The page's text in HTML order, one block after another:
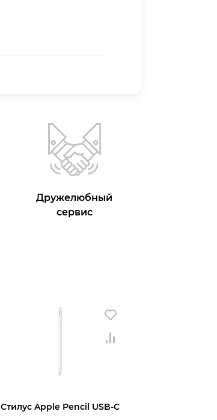
Дружелюбный
сервис
Стилус Apple Pencil USB-C